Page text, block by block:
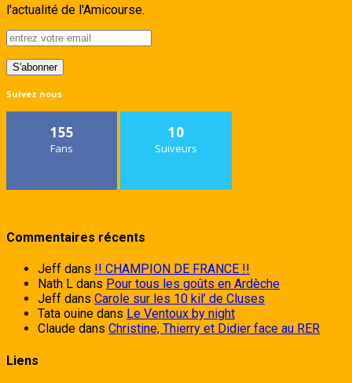
l'actualité de l'Amicourse.
Suivez nous
155
Fans
10
Suiveurs
Commentaires récents
Jeff dans !! CHAMPION DE FRANCE !!
Nath L dans Pour tous les goûts en Ardèche
Jeff dans Carole sur les 10 kil’ de Cluses
Tata ouine dans Le Ventoux by night
Claude dans Christine, Thierry et Didier face au RER
Liens